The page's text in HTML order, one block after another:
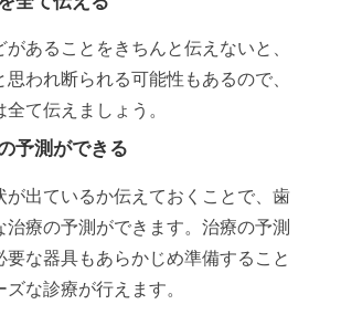
あることをきちんと伝えないと、
われ断られる可能性もあるので、
て伝えましょう。
予測ができる
が出ているか伝えておくことで、歯
治療の予測ができます。治療の予測
要な器具もあらかじめ準備すること
な診療が行えます。